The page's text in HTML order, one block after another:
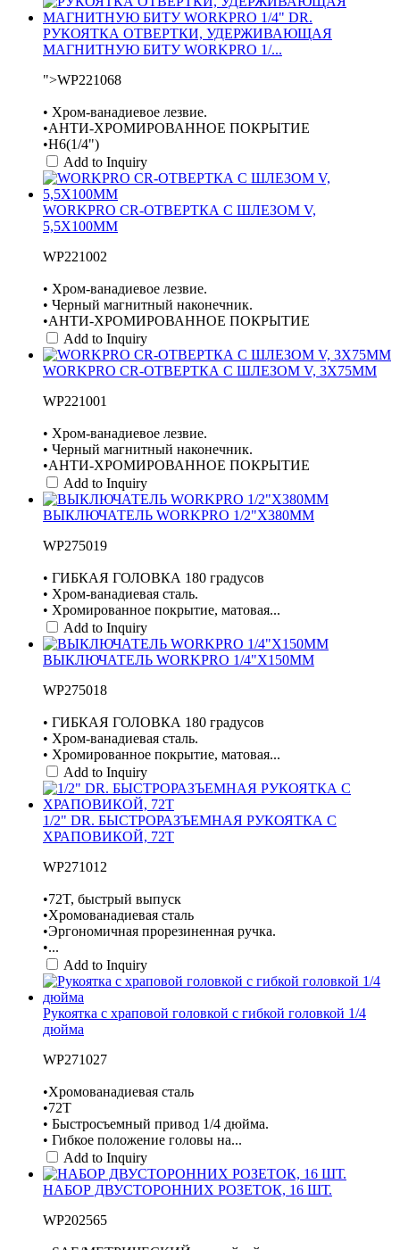
РУКОЯТКА ОТВЕРТКИ, УДЕРЖИВАЮЩАЯ
МАГНИТНУЮ БИТУ WORKPRO 1/...
">WP221068
• Хром-ванадиевое лезвие.
•АНТИ-ХРОМИРОВАННОЕ ПОКРЫТИЕ
•H6(1/4")
Add to Inquiry
WORKPRO CR-ОТВЕРТКА С ШЛЕЗОМ V,
5,5X100MM
WP221002
• Хром-ванадиевое лезвие.
• Черный магнитный наконечник.
•АНТИ-ХРОМИРОВАННОЕ ПОКРЫТИЕ
Add to Inquiry
WORKPRO CR-ОТВЕРТКА С ШЛЕЗОМ V, 3X75MM
WP221001
• Хром-ванадиевое лезвие.
• Черный магнитный наконечник.
•АНТИ-ХРОМИРОВАННОЕ ПОКРЫТИЕ
Add to Inquiry
ВЫКЛЮЧАТЕЛЬ WORKPRO 1/2"X380MM
WP275019
• ГИБКАЯ ГОЛОВКА 180 градусов
• Хром-ванадиевая сталь.
• Хромированное покрытие, матовая...
Add to Inquiry
ВЫКЛЮЧАТЕЛЬ WORKPRO 1/4"X150MM
WP275018
• ГИБКАЯ ГОЛОВКА 180 градусов
• Хром-ванадиевая сталь.
• Хромированное покрытие, матовая...
Add to Inquiry
1/2" DR. БЫСТРОРАЗЪЕМНАЯ РУКОЯТКА С
ХРАПОВИКОЙ, 72T
WP271012
•72T, быстрый выпуск
•Хромованадиевая сталь
•Эргономичная прорезиненная ручка.
•...
Add to Inquiry
Рукоятка с храповой головкой с гибкой головкой 1/4
дюйма
WP271027
•Хромованадиевая сталь
•72T
• Быстросъемный привод 1/4 дюйма.
• Гибкое положение головы на...
Add to Inquiry
НАБОР ДВУСТОРОННИХ РОЗЕТОК, 16 ШТ.
WP202565